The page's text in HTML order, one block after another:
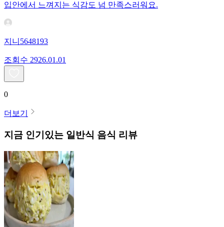
입안에서 느껴지는 식감도 넘 만족스러워요.
지니5648193
조회수 2926.01.01
0
더보기
지금 인기있는 일반식 음식 리뷰